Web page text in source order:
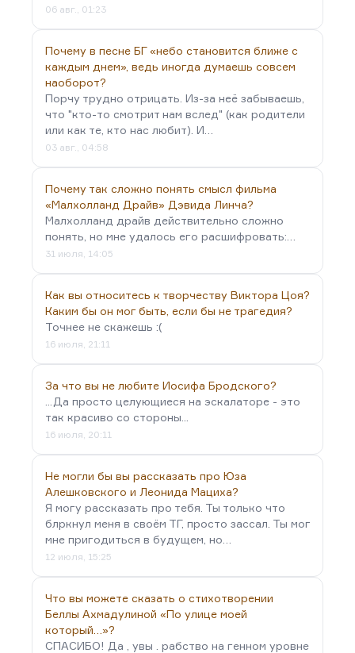
06 авг., 01:23
Почему в песне БГ «небо становится ближе с
каждым днем», ведь иногда думаешь совсем
наоборот?
Порчу трудно отрицать. Из-за неё забываешь,
что "кто-то смотрит нам вслед" (как родители
или как те, кто нас любит). И…
03 авг., 04:58
Почему так сложно понять смысл фильма
«Малхолланд Драйв» Дэвида Линча?
Малхолланд драйв действительно сложно
понять, но мне удалось его расшифровать:…
31 июля, 14:05
Как вы относитесь к творчеству Виктора Цоя?
Каким бы он мог быть, если бы не трагедия?
Точнее не скажешь :(
16 июля, 21:11
За что вы не любите Иосифа Бродского?
...Да просто целующиеся на эскалаторе - это
так красиво со стороны...
16 июля, 20:11
Не могли бы вы рассказать про Юза
Алешковского и Леонида Мациха?
Я могу рассказать про тебя. Ты только что
блркнул меня в своём ТГ, просто зассал. Ты мог
мне пригодиться в будущем, но…
12 июля, 15:25
Что вы можете сказать о стихотворении
Беллы Ахмадулиной «По улице моей
который…»?
СПАСИБО! Да , увы . рабство на генном уровне